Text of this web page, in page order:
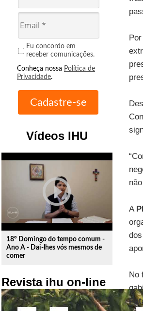
Eu concordo em
receber comunicações.
Conheça nossa Política de
Privacidade.
Vídeos IHU
play_circle_outline
18º Domingo do tempo comum -
Ano A - Dai-lhes vós mesmos de
comer
Revista ihu on-line
A
No